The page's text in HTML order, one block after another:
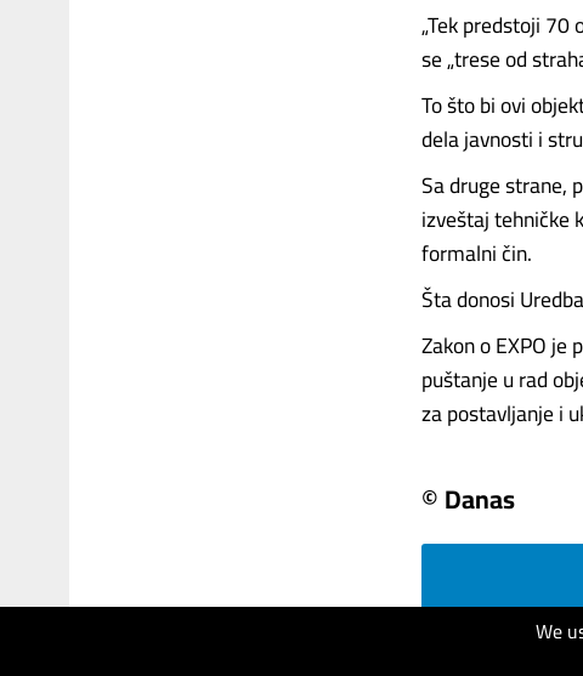
We
„Tek predstoji 70
se „trese od
To što bi ovi
dela javnosti i
Sa druge strane,
izveštaj tehničke
formalni čin.
Šta donosi
Zakon o EXPO je
puštanje u rad
za postavljanje i
© Danas